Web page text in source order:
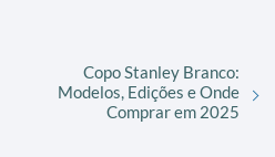
Copo Stanley Branco:
Modelos, Edições e Onde
Comprar em 2025